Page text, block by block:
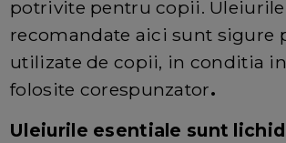
potrivite pentru copii. Uleiurile
recomandate aici sunt sigure
utilizate de copii, in conditia
folosite corespunzator.
Uleiurile esentiale sunt